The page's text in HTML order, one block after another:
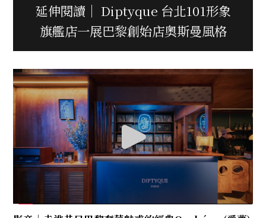
延伸閱讀｜ Diptyque 台北101形象
旗艦店一展巴黎創始店奧斯曼風格